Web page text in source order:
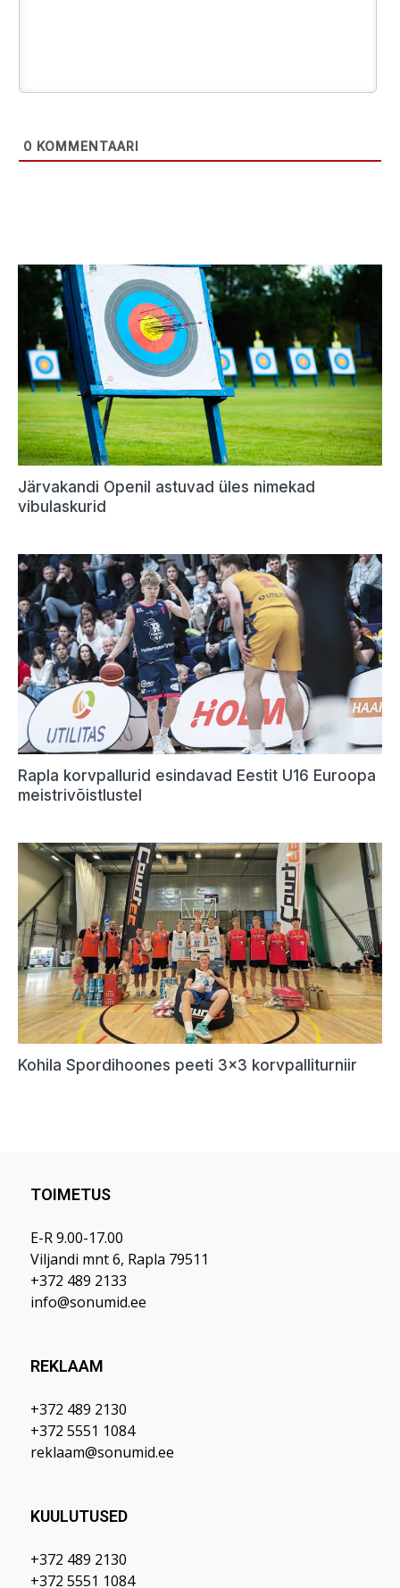
TOIMETUS
E-R 9.00-17.00
Viljandi mnt 6, Rapla 79511
+372 489 2133
info@sonumid.ee
REKLAAM
+372 489 2130
+372 5551 1084
reklaam@sonumid.ee
KUULUTUSED
+372 489 2130
+372 5551 1084